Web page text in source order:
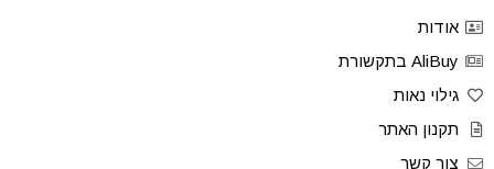
אודות
AliBuy בתקשורת
גילוי נאות
תקנון האתר
צור קשר